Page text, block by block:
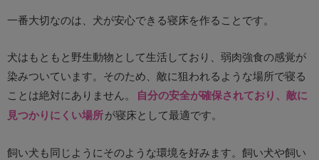
一番大切なのは、犬が安心できる寝床を作ることです。
犬はもともと野生動物として生活しており、弱肉強食の感覚が
染みついています。そのため、敵に狙われるような場所で寝る
ことは絶対にありません。
自分の安全が確保されており、敵に
見つかりにくい場所が寝床として最適です。
飼い犬も同じようにそのような環境を好みます。飼い犬や飼い